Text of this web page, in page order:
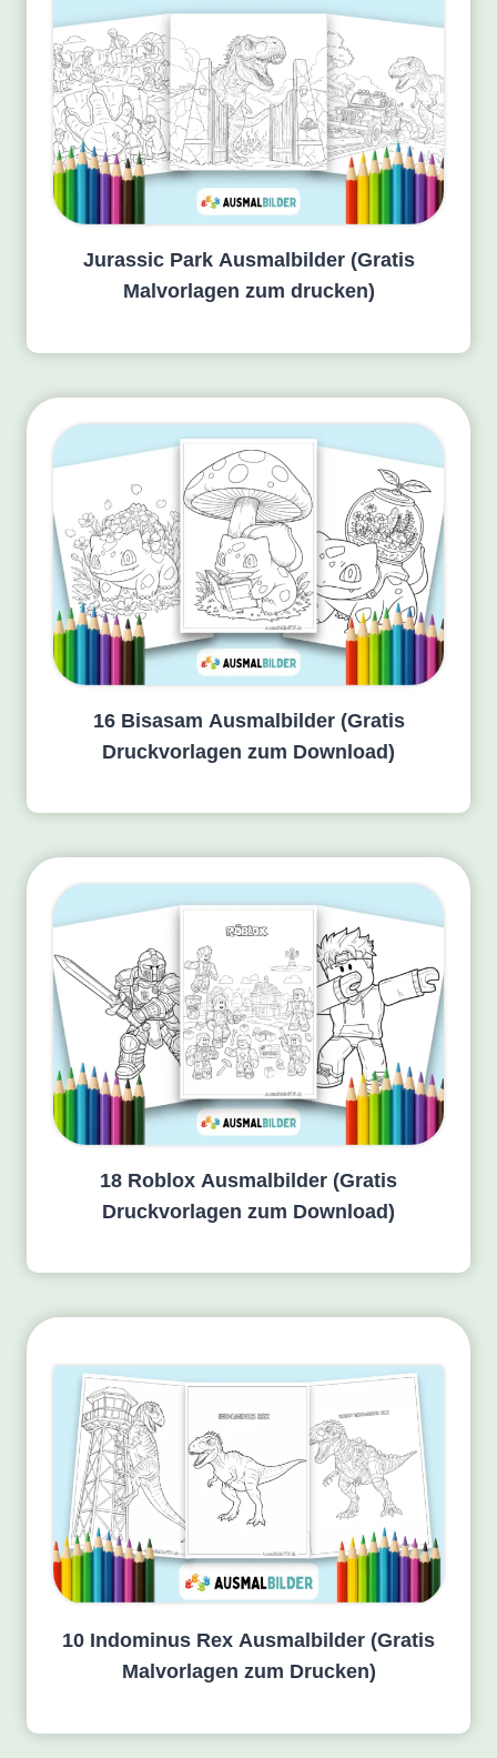
Jurassic Park Ausmalbilder (Gratis
Malvorlagen zum drucken)
16 Bisasam Ausmalbilder (Gratis
Druckvorlagen zum Download)
18 Roblox Ausmalbilder (Gratis
Druckvorlagen zum Download)
10 Indominus Rex Ausmalbilder (Gratis
Malvorlagen zum Drucken)